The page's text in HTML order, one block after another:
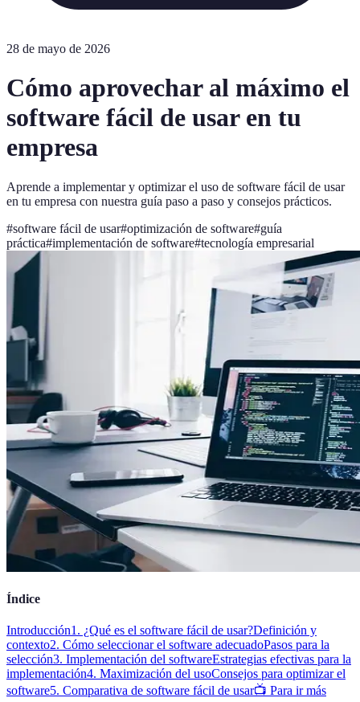
28 de mayo de 2026
Cómo aprovechar al máximo el
software fácil de usar en tu
empresa
Aprende a implementar y optimizar el uso de software fácil de usar
en tu empresa con nuestra guía paso a paso y consejos prácticos.
#software fácil de usar#optimización de software#guía
práctica#implementación de software#tecnología empresarial
Índice
Introducción1. ¿Qué es el software fácil de usar?Definición y
contexto2. Cómo seleccionar el software adecuadoPasos para la
selección3. Implementación del softwareEstrategias efectivas para la
implementación4. Maximización del usoConsejos para optimizar el
software5. Comparativa de software fácil de usar📺 Para ir más